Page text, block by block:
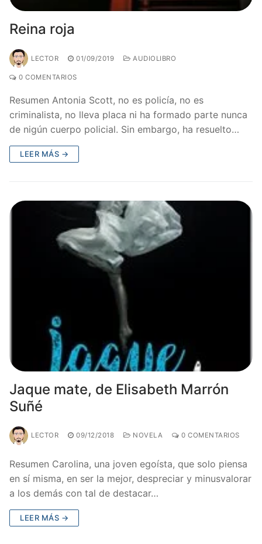
Reina roja
LECTOR 01/09/2019 AUDIOLIBRO
0 COMENTARIOS
Resumen Antonia Scott, no es policía, no es
criminalista, no lleva placa ni ha formado parte nunca
de nigún cuerpo policial. Sin embargo, ha resuelto…
LEER MÁS →
Jaque mate, de Elisabeth Marrón
Suñé
LECTOR 09/12/2018 NOVELA 0 COMENTARIOS
Resumen Carolina, una joven egoísta, que solo piensa
en sí misma, en ser la mejor, despreciar y minusvalorar
a los demás con tal de destacar…
LEER MÁS →